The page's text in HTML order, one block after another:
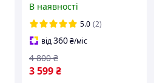
канатна Хонда висота
підйому 20.2/10.2 м
В наявності
5.0 (2)
від360₴/міс
3 599₴
4 800 ₴